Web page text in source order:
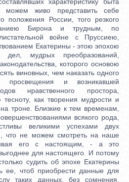
живо представить себе
положения России, того резкого
Бирона и трудным, по
войне с Пруссиею,
Екатерины - этою эпохою
мудрых преобразований,
которого основою
виновных, чем наказать одного
просвещения и возникавшей
нравственного простора,
как творения мудрости и
троне. Близкие к тем временам,
всякого рода,
великими успехами двух
что не можем смотреть на наше
его с настоящим, - а это
для настоящего. И потому
судить об эпохе Екатерины
ее, чтоб приобрести данные для
таких данных, без сомнения,